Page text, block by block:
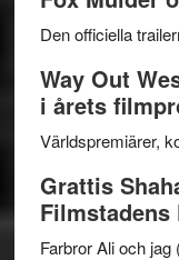
Den officiella
Way Out
i årets
Världspremiärer,
Grattis
Farbror Ali och